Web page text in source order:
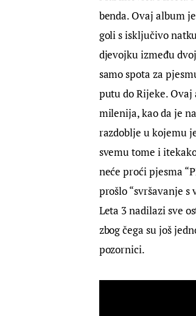
benda. Ovaj album
goli s isključivo
djevojku između
samo spota za
putu do Rijeke. Ovaj
milenija, kao da je
razdoblje u kojemu
svemu tome i
neće proći pjesma
prošlo “svršavanje
Leta 3 nadilazi sve
zbog čega su još
pozornici.